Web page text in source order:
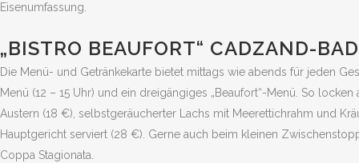
Eisenumfassung.
„BISTRO BEAUFORT“ CADZAND-
Die Menü- und Getränkekarte bietet mittags wie abends für jeden
Menü (12 – 15 Uhr) und ein dreigängiges „Beaufort“-Menü. So
Austern (18 €), selbstgeräucherter Lachs mit Meerettichrahm und
Hauptgericht serviert (28 €). Gerne auch beim kleinen
Coppa Stagionata.